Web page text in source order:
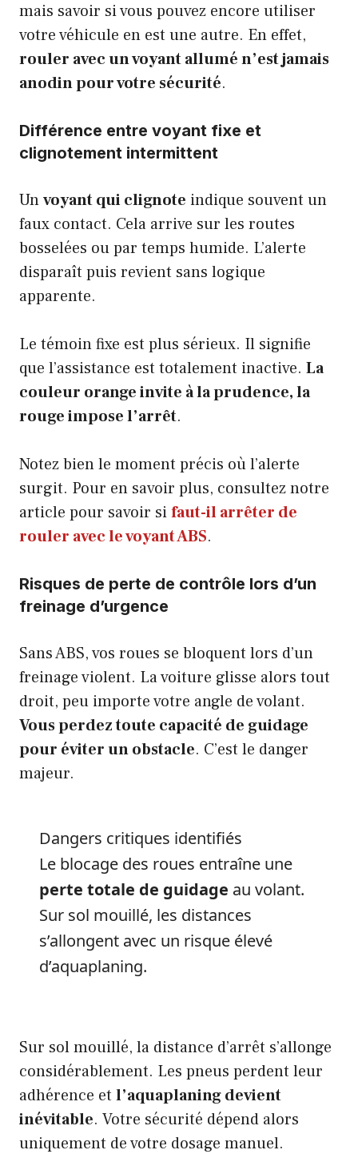
mais savoir si vous pouvez encore utiliser
votre véhicule en est une autre. En effet,
rouler avec un voyant allumé n’est jamais
anodin pour votre sécurité.
Différence entre voyant fixe et
clignotement intermittent
Unvoyant qui clignote indique souvent un
faux contact. Cela arrive sur les routes
bosselées ou par temps humide. L’alerte
disparaît puis revient sans logique
apparente.
Le témoin fixe est plus sérieux. Il signifie
que l’assistance est totalement inactive. La
couleur orange invite à la prudence, la
rouge impose l’arrêt.
Notez bien le moment précis où l’alerte
surgit. Pour en savoir plus, consultez notre
article pour savoir sifaut-il arrêter de
rouler avec le voyant ABS.
Risques de perte de contrôle lors d’un
freinage d’urgence
Sans ABS, vos roues se bloquent lors d’un
freinage violent. La voiture glisse alors tout
droit, peu importe votre angle de volant.
Vous perdez toute capacité de guidage
pour éviter un obstacle. C’est le danger
majeur.
Dangers critiques identifiés
Le blocage des roues entraîne une
perte totale de guidage au volant.
Sur sol mouillé, les distances
s’allongent avec un risque élevé
d’aquaplaning.
Sur sol mouillé, la distance d’arrêt s’allonge
considérablement. Les pneus perdent leur
adhérence et l’aquaplaning devient
inévitable. Votre sécurité dépend alors
uniquement de votre dosage manuel.